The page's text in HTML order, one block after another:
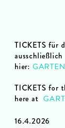
TICKETS für
ausschließlich
hier:
TICKETS for
here at
16.4.2026